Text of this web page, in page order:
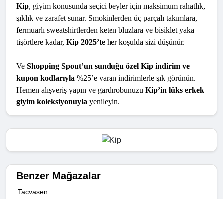
Kip, giyim konusunda seçici beyler için maksimum rahatlık,
şıklık ve zarafet sunar. Smokinlerden üç parçalı takımlara,
fermuarlı sweatshirtlerden keten bluzlara ve bisiklet yaka
tişörtlere kadar, Kip 2025’te her koşulda sizi düşünür.
Ve Shopping Spout’un sunduğu özel Kip indirim ve
kupon kodlarıyla %25’e varan indirimlerle şık görünün.
Hemen alışveriş yapın ve gardırobunuzu Kip’in lüks erkek
giyim koleksiyonuyla yenileyin.
Benzer Mağazalar
Tacvasen